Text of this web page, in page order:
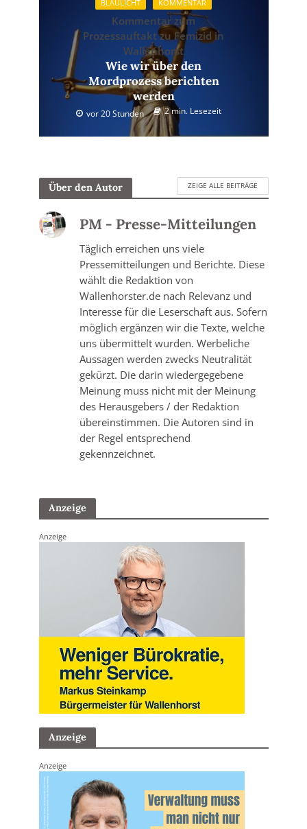
BLAULICHT KOMMENTAR
Kommentar zum
Prozessauftakt zu Femizid in
Wallenhorst
Wie wir über den
Mordprozess berichten
werden
vor 20 Stunden 2 min. Lesezeit
Über den Autor ZEIGE ALLE BEITRÄGE
PM - Presse-Mitteilungen
Täglich erreichen uns viele
Pressemitteilungen und Berichte. Diese
wählt die Redaktion von
Wallenhorster.de nach Relevanz und
Interesse für die Leserschaft aus. Sofern
möglich ergänzen wir die Texte, welche
uns übermittelt wurden. Werbeliche
Aussagen werden zwecks Neutralität
gekürzt. Die darin wiedergegebene
Meinung muss nicht mit der Meinung
des Herausgebers / der Redaktion
übereinstimmen. Die Autoren sind in
der Regel entsprechend
gekennzeichnet.
Anzeige
Anzeige
Anzeige
Anzeige